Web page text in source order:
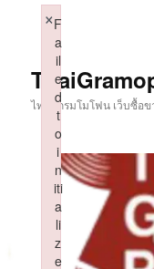
ไทยแกรมโมโฟน เว็บซื้อข
F
a
il
e
d
t
o
i
n
iti
a
li
z
e
×